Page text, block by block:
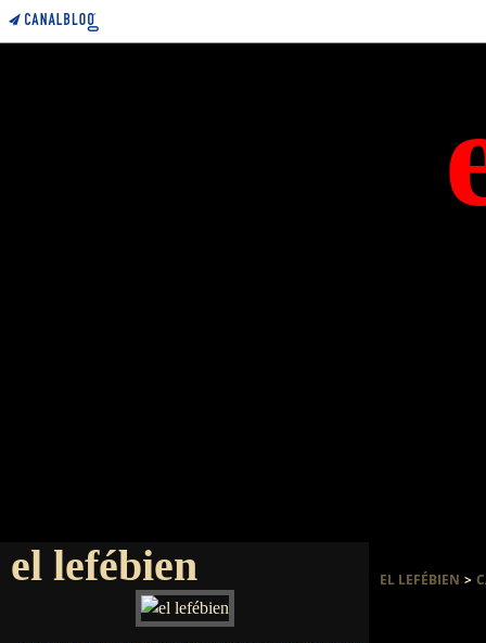
el lefébien EL LEFÉBIEN >